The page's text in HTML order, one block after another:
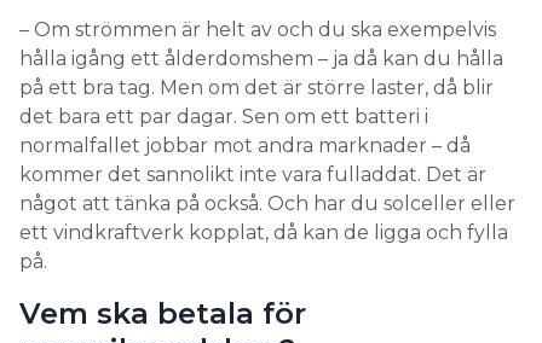
– Om strömmen är helt av och du ska exempelvis
hålla igång ett ålderdomshem – ja då kan du hålla
på ett bra tag. Men om det är större laster, då blir
det bara ett par dagar. Sen om ett batteri i
normalfallet jobbar mot andra marknader – då
kommer det sannolikt inte vara fulladdat. Det är
något att tänka på också. Och har du solceller eller
ett vindkraftverk kopplat, då kan de ligga och fylla
på.
Vem ska betala för